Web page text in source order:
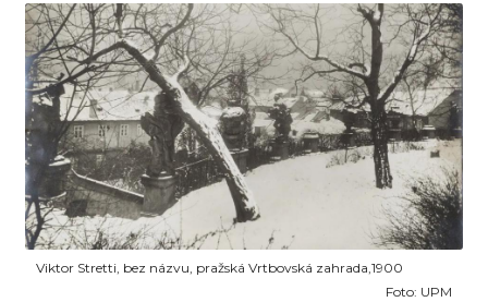
Obrázek
Viktor Stretti, bez názvu, pražská Vrtbovská zahrada,1900
Foto: UPM